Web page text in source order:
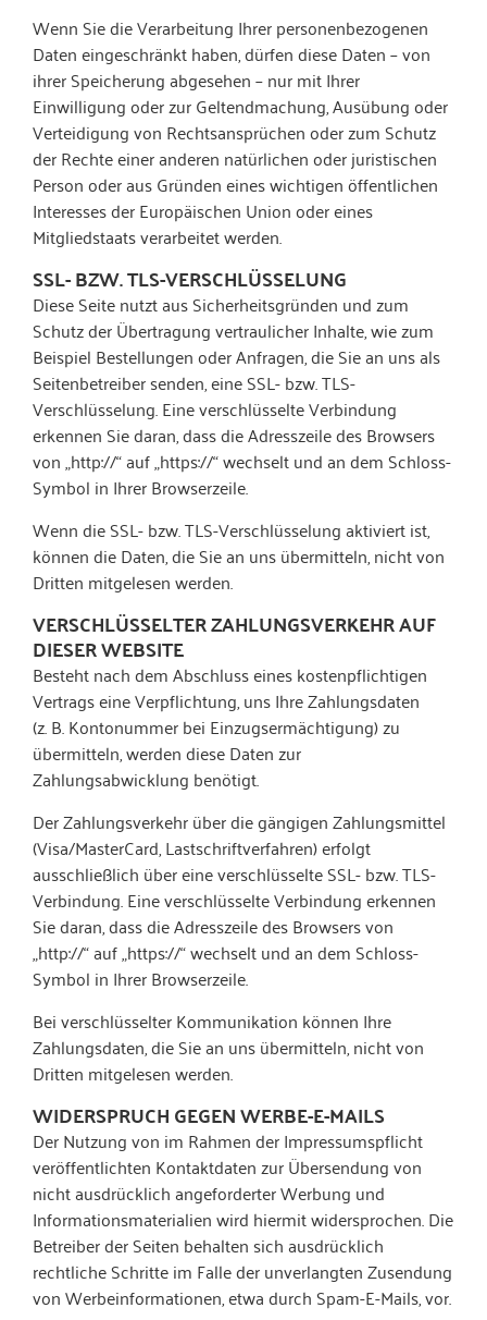
Wenn Sie die Verarbeitung Ihrer personenbezogenen
Daten eingeschränkt haben, dürfen diese Daten – von
ihrer Speicherung abgesehen – nur mit Ihrer
Einwilligung oder zur Geltendmachung, Ausübung oder
Verteidigung von Rechtsansprüchen oder zum Schutz
der Rechte einer anderen natürlichen oder juristischen
Person oder aus Gründen eines wichtigen öffentlichen
Interesses der Europäischen Union oder eines
Mitgliedstaats verarbeitet werden.
SSL- BZW. TLS-VERSCHLÜSSELUNG
Diese Seite nutzt aus Sicherheitsgründen und zum
Schutz der Übertragung vertraulicher Inhalte, wie zum
Beispiel Bestellungen oder Anfragen, die Sie an uns als
Seitenbetreiber senden, eine SSL- bzw. TLS-
Verschlüsselung. Eine verschlüsselte Verbindung
erkennen Sie daran, dass die Adresszeile des Browsers
von „http://“ auf „https://“ wechselt und an dem Schloss-
Symbol in Ihrer Browserzeile.
Wenn die SSL- bzw. TLS-Verschlüsselung aktiviert ist,
können die Daten, die Sie an uns übermitteln, nicht von
Dritten mitgelesen werden.
VERSCHLÜSSELTER ZAHLUNGSVERKEHR AUF
DIESER WEBSITE
Besteht nach dem Abschluss eines kostenpflichtigen
Vertrags eine Verpflichtung, uns Ihre Zahlungsdaten
(z. B. Kontonummer bei Einzugsermächtigung) zu
übermitteln, werden diese Daten zur
Zahlungsabwicklung benötigt.
Der Zahlungsverkehr über die gängigen Zahlungsmittel
(Visa/MasterCard, Lastschriftverfahren) erfolgt
ausschließlich über eine verschlüsselte SSL- bzw. TLS-
Verbindung. Eine verschlüsselte Verbindung erkennen
Sie daran, dass die Adresszeile des Browsers von
„http://“ auf „https://“ wechselt und an dem Schloss-
Symbol in Ihrer Browserzeile.
Bei verschlüsselter Kommunikation können Ihre
Zahlungsdaten, die Sie an uns übermitteln, nicht von
Dritten mitgelesen werden.
WIDERSPRUCH GEGEN WERBE-E-MAILS
Der Nutzung von im Rahmen der Impressumspflicht
veröffentlichten Kontaktdaten zur Übersendung von
nicht ausdrücklich angeforderter Werbung und
Informationsmaterialien wird hiermit widersprochen. Die
Betreiber der Seiten behalten sich ausdrücklich
rechtliche Schritte im Falle der unverlangten Zusendung
von Werbeinformationen, etwa durch Spam-E-Mails, vor.